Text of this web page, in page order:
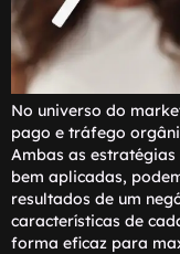
No universo do
pago e tráfego
Ambas as
bem aplicadas,
resultados de um
características de
forma eficaz para